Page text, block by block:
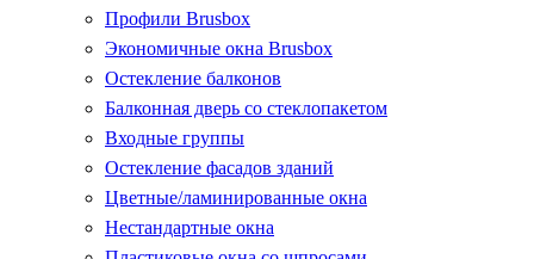
Профили Brusbox
Экономичные окна Brusbox
Остекление балконов
Балконная дверь со стеклопакетом
Входные группы
Остекление фасадов зданий
Цветные/ламинированные окна
Нестандартные окна